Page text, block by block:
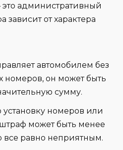
это административный
от характера
автомобилем без
номеров, он может быть
сумму.
номеров или
может быть менее
все равно неприятным.